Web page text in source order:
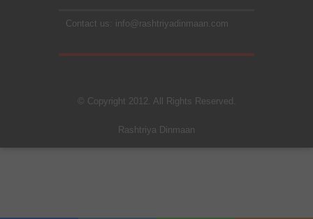
Contact us: info@rashtriyadinmaan.com
© Copyright 2012. All Rights Reserved.
Rashtriya Dinmaan